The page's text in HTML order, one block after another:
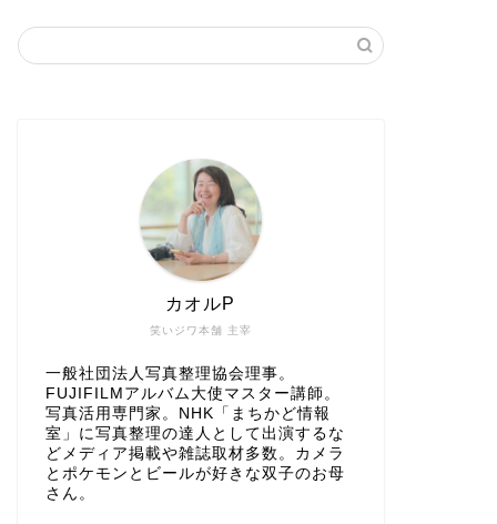
笑いジワ本舗 主宰
カオルP
一般社団法人写真整理協会理事。
FUJIFILMアルバム大使マスター講師。
写真活用専門家。NHK「まちかど情報
室」に写真整理の達人として出演するな
どメディア掲載や雑誌取材多数。カメラ
とポケモンとビールが好きな双子のお母
さん。